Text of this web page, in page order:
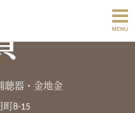
聴器・金地金
町8-15